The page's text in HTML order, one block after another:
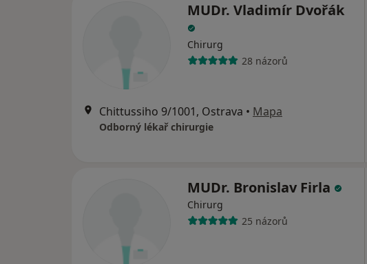
MUDr. Vladimír Dvořák
Chirurg
28 názorů
Chittussiho 9/1001, Ostrava • Mapa
Odborný lékař chirurgie
MUDr. Bronislav Firla
Chirurg
25 názorů